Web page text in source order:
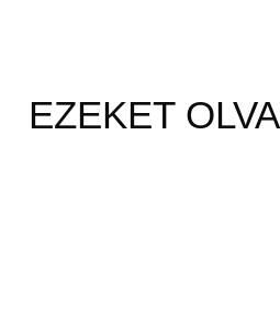
EZEKET